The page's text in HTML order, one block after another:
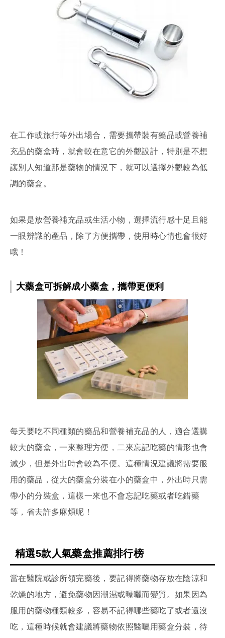
在工作或旅行等外出場合，需要攜帶裝有藥品或營養補
充品的藥盒時，就會較在意它的外觀設計，特別是不想
讓別人知道那是藥物的情況下，就可以選擇外觀較為低
調的藥盒。
如果是放營養補充品或生活小物，選擇流行感十足且能
一眼辨識的產品，除了方便攜帶，使用時心情也會很好
哦！
大藥盒可拆解成小藥盒，攜帶更便利
每天要吃不同種類的藥品和營養補充品的人，適合選購
較大的藥盒，一來整理方便，二來忘記吃藥的情形也會
減少，但是外出時會較為不便。這種情況建議將需要服
用的藥品，從大的藥盒分裝在小的藥盒中，外出時只需
帶小的分裝盒，這樣一來也不會忘記吃藥或者吃錯藥
等，省去許多麻煩呢！
精選5款人氣藥盒推薦排行榜
當在醫院或診所領完藥後，要記得將藥物存放在陰涼和
乾燥的地方，避免藥物因潮濕或曝曬而變質。如果因為
服用的藥物種類較多，容易不記得哪些藥吃了或者還沒
吃，這種時候就會建議將藥物依照醫囑用藥盒分裝，待